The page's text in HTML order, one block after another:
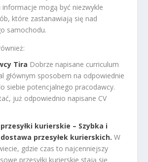
informacje mogą być niezwykle
które zastanawiają się nad
samochodu.
Tira Dobrze napisane curriculum
głównym sposobem na odpowiednie
siebie potencjalnego pracodawcy.
już odpowiednio napisane CV
kurierskie – Szybka i
przesyłek kurierskich. W
gdzie czas to najcenniejszy
przesyłki kurierskie stają się